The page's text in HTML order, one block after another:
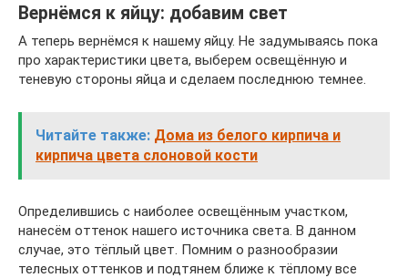
Вернёмся к яйцу: добавим свет
А теперь вернёмся к нашему яйцу. Не задумываясь пока
про характеристики цвета, выберем освещённую и
теневую стороны яйца и сделаем последнюю темнее.
Читайте также: Дома из белого кирпича и
кирпича цвета слоновой кости
Определившись с наиболее освещённым участком,
нанесём оттенок нашего источника света. В данном
случае, это тёплый цвет. Помним о разнообразии
телесных оттенков и подтянем ближе к тёплому все